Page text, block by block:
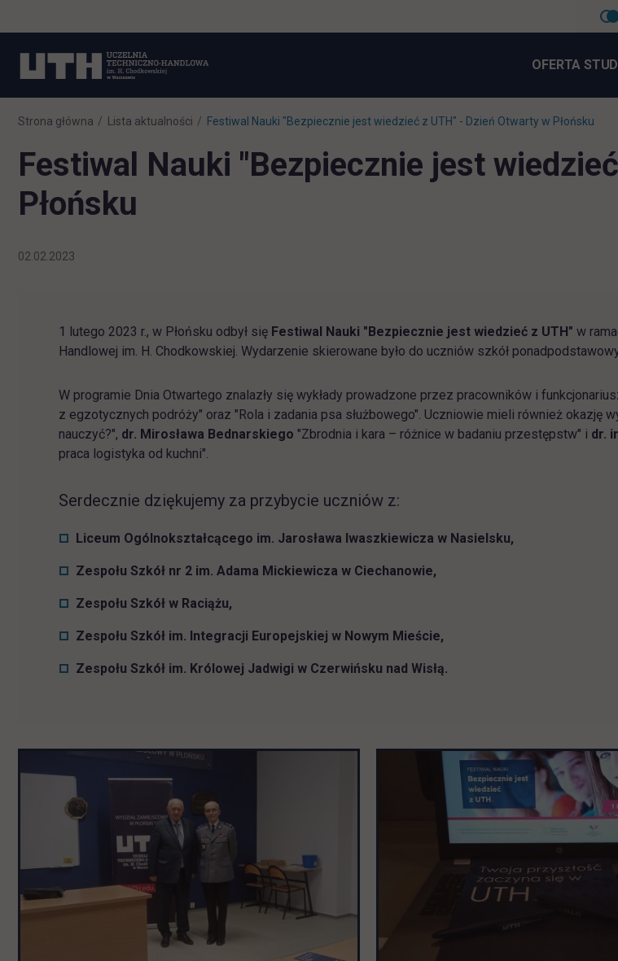
nawigacje
OFERTA
Strona główna Lista aktualności Festiwal Nauki "Bezpiecznie jest wiedzieć z UTH" - Dzień Otwarty w Płońsku
Festiwal Nauki "Bezpiecznie jest
Płońsku
02.02.2023
1 lutego 2023 r., w Płońsku odbył się Festiwal Nauki "Bezpiecznie jest wiedzieć z UTH" w
Handlowej im. H. Chodkowskiej. Wydarzenie skierowane było do uczniów szkół
W programie Dnia Otwartego znalazły się wykłady prowadzone przez pracowników i
z egzotycznych podróży" oraz "Rola i zadania psa służbowego". Uczniowie mieli również okazję
nauczyć?", dr. Mirosława Bednarskiego "Zbrodnia i kara – różnice w badaniu przestępstw" i dr.
praca logistyka od kuchni".
Serdecznie dziękujemy za przybycie uczniów z:
Liceum Ogólnokształcącego im. Jarosława Iwaszkiewicza w Nasielsku,
Zespołu Szkół nr 2 im. Adama Mickiewicza w Ciechanowie,
Zespołu Szkół w Raciążu,
Zespołu Szkół im. Integracji Europejskiej w Nowym Mieście,
Zespołu Szkół im. Królowej Jadwigi w Czerwińsku nad Wisłą.
galerię